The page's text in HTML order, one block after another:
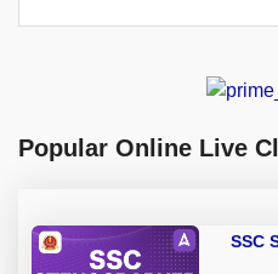
Popular Online Live
SSC